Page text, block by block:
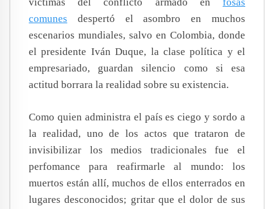
comunes despertó el asombro en muchos
escenarios mundiales, salvo en Colombia, donde
el presidente Iván Duque, la clase política y el
empresariado, guardan silencio como si esa
actitud borrara la realidad sobre su existencia.
Como quien administra el país es ciego y sordo a
la realidad, uno de los actos que trataron de
invisibilizar los medios tradicionales fue el
perfomance para reafirmarle al mundo: los
muertos están allí, muchos de ellos enterrados en
lugares desconocidos; gritar que el dolor de sus